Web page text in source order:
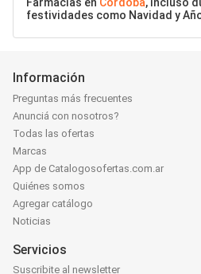
festividades como Navidad y
Información
Preguntas más frecuentes
Anunciá con nosotros?
Todas las ofertas
Marcas
App de Catalogosofertas.com.ar
Quiénes somos
Agregar catálogo
Noticias
Servicios
Suscribite al newsletter